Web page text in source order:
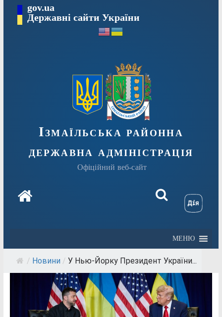
вмісту
gov.ua
Державні сайти України
Ізмаїльська районна
державна адміністрація
Офіційний веб-сайт
МЕНЮ
/ Новини / У Нью-Йорку Президент України...